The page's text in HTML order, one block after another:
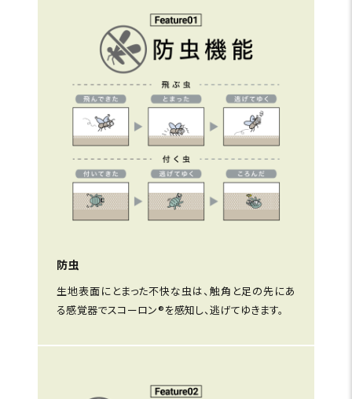
防虫
生地表面にとまった不快な虫は、触角と足の先にあ
る感覚器でスコーロン®を感知し、逃げてゆきます。